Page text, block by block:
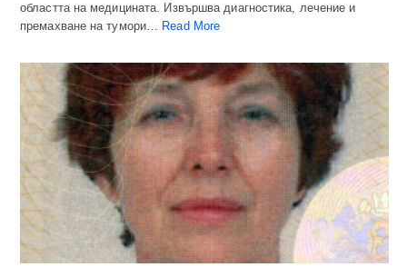
областта на медицината. Извършва диагностика, лечение и
премахване на тумори… Read More